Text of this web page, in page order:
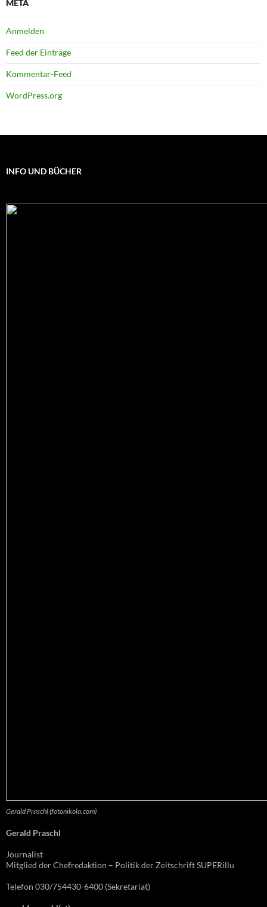
META
Anmelden
Feed der Einträge
Kommentar-Feed
WordPress.org
INFO UND BÜCHER
Gerald Praschl (fotonikola.com)
Gerald Praschl
Journalist
Mitglied der Chefredaktion – Politik der Zeitschrift SUPERillu
Telefon 030/754430-6400 (Sekretariat)